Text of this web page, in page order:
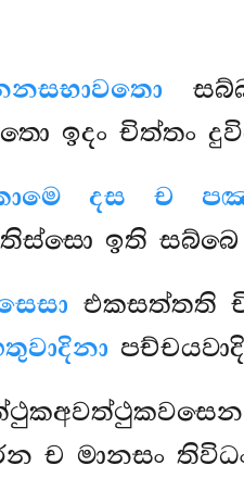
ඉදං චිත්තං
දස ච
තිස්සො ඉති සබ්බෙ
එකසත්තති
ච මානසං